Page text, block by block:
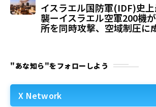
イスラエル国防軍(IDF)史
襲ーイスラエル空軍200機
所を同時攻撃、空域制圧に
"あな知ら"をフォローしよう
X Network